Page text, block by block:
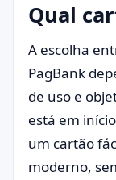
Qual
A escolha
PagBank
de uso e
está em
um cartão
moderno,